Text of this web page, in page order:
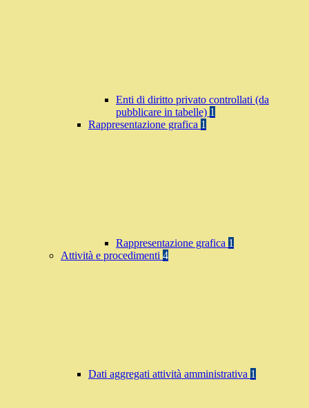
Enti di diritto privato controllati (da
pubblicare in tabelle) 1
Rappresentazione grafica 1
Rappresentazione grafica 1
Attività e procedimenti 4
Dati aggregati attività amministrativa 1